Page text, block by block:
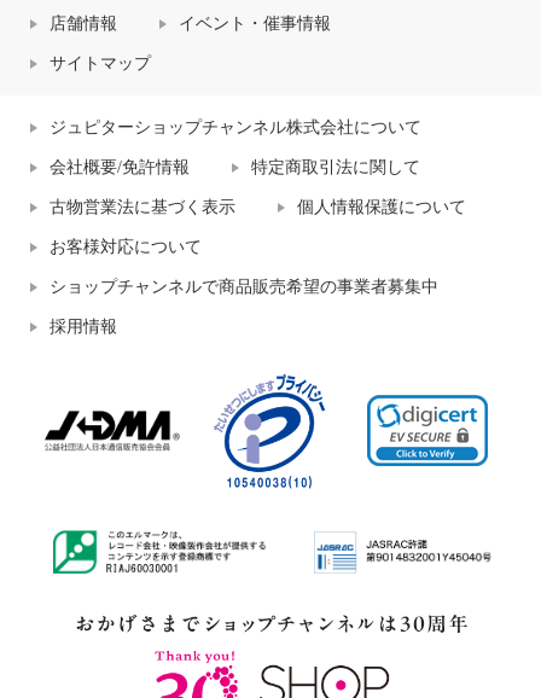
店舗情報 イベント・催事情報
サイトマップ
ジュピターショップチャンネル株式会社について
会社概要/免許情報 特定商取引法に関して
古物営業法に基づく表示 個人情報保護について
お客様対応について
ショップチャンネルで商品販売希望の事業者募集中
採用情報